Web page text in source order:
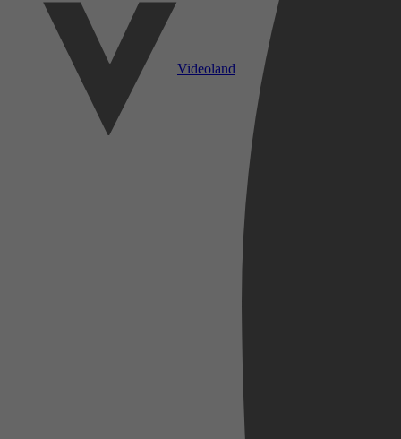
Videoland